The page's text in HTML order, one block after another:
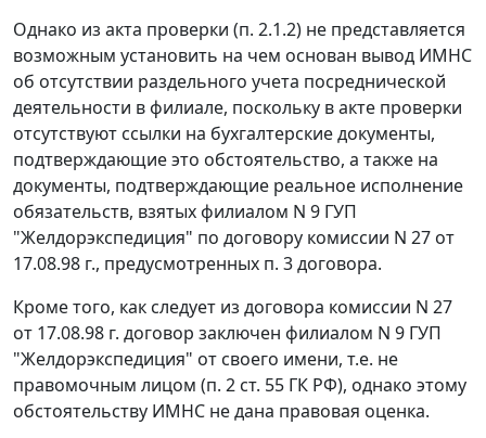
Однако из акта проверки (п. 2.1.2) не представляется
возможным установить на чем основан вывод ИМНС
об отсутствии раздельного учета посреднической
деятельности в филиале, поскольку в акте проверки
отсутствуют ссылки на бухгалтерские документы,
подтверждающие это обстоятельство, а также на
документы, подтверждающие реальное исполнение
обязательств, взятых филиалом N 9 ГУП
"Желдорэкспедиция" по договору комиссии N 27 от
17.08.98 г., предусмотренных п. 3 договора.
Кроме того, как следует из договора комиссии N 27
от 17.08.98 г. договор заключен филиалом N 9 ГУП
"Желдорэкспедиция" от своего имени, т.е. не
правомочным лицом (п. 2 ст. 55 ГК РФ), однако этому
обстоятельству ИМНС не дана правовая оценка.